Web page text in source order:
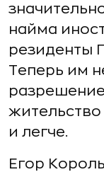
найма
резиденты
Теперь им
жительство
и легче.
Егор